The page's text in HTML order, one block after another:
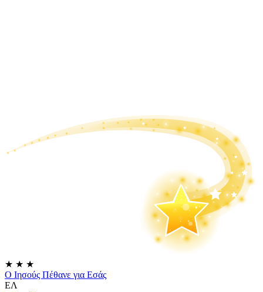
★ ★ ★
Ο Ιησούς Πέθανε για Εσάς
ΕΛ